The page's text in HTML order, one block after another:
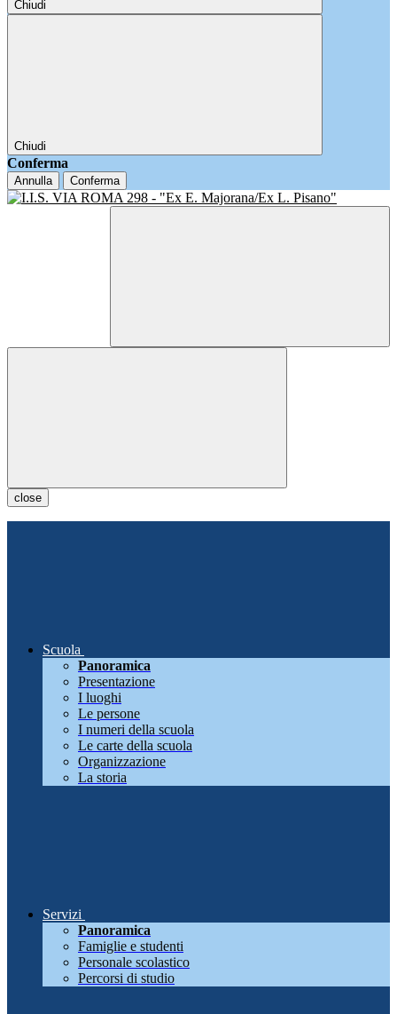
Chiudi
Chiudi
Conferma
Annulla Conferma
close
Scuola
Panoramica
Presentazione
I luoghi
Le persone
I numeri della scuola
Le carte della scuola
Organizzazione
La storia
Servizi
Panoramica
Famiglie e studenti
Personale scolastico
Percorsi di studio